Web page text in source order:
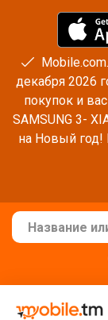
декабря 2026
покупок и
SAMSUNG 3-
на Новый год!